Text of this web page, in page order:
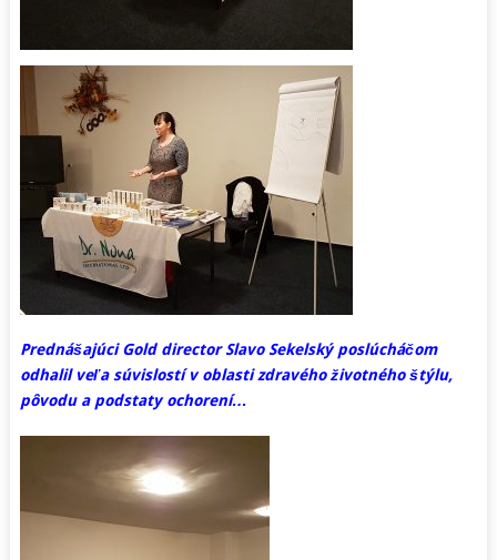
Prednášajúci Gold director Slavo Sekelský poslúcháčom
odhalil veľa súvislostí v oblasti zdravého životného štýlu,
pôvodu a podstaty ochorení…